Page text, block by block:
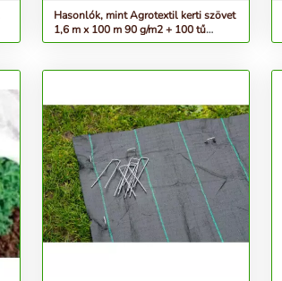
Hasonlók, mint Agrotextil kerti szövet
1,6 m x 100 m 90 g/m2 + 100 tű
plonos - fekete